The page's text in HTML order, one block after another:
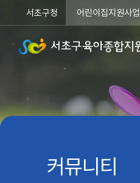
서초구청 어린이집지원사업
커뮤니티